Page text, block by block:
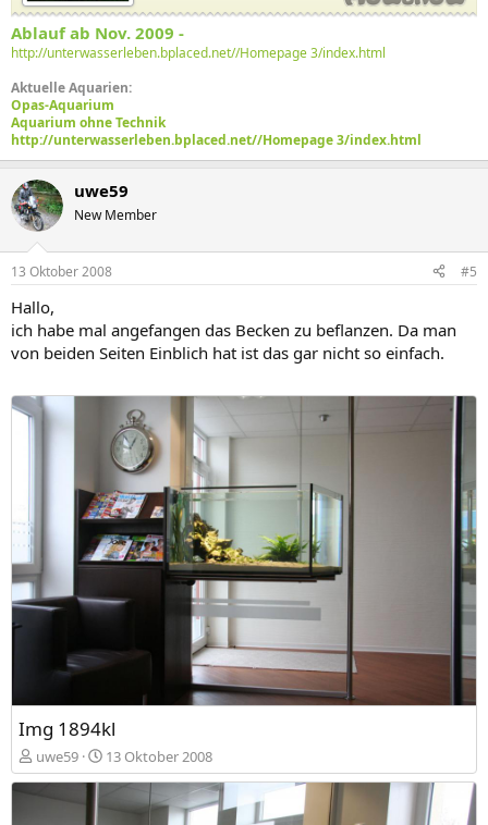
Ablauf ab Nov. 2009 -
http://unterwasserleben.bplaced.net//Homepage 3/index.html
Aktuelle Aquarien:
Opas-Aquarium
Aquarium ohne Technik
http://unterwasserleben.bplaced.net//Homepage 3/index.html
uwe59
New Member
13 Oktober 2008 #5
Hallo,
ich habe mal angefangen das Becken zu beflanzen. Da man
von beiden Seiten Einblich hat ist das gar nicht so einfach.
Img 1894kl
uwe59 13 Oktober 2008